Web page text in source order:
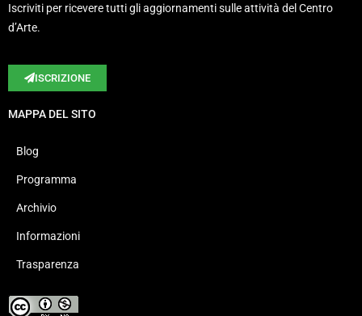
Iscriviti per ricevere tutti gli aggiornamenti sulle attività del Centro
d’Arte.
ISCRIZIONE
MAPPA DEL SITO
Blog
Programma
Archivio
Informazioni
Trasparenza